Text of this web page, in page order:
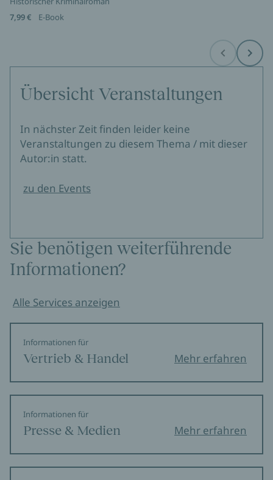
7,99 €
E-Book
Before Next
Übersicht Veranstaltungen
In nächster Zeit finden leider keine
Veranstaltungen zu diesem Thema / mit dieser
Autor:in statt.
zu den Events
Sie benötigen weiterführende
Informationen?
Alle Services anzeigen
Informationen für
Vertrieb & Handel Mehr erfahren
Informationen für
Presse & Medien Mehr erfahren